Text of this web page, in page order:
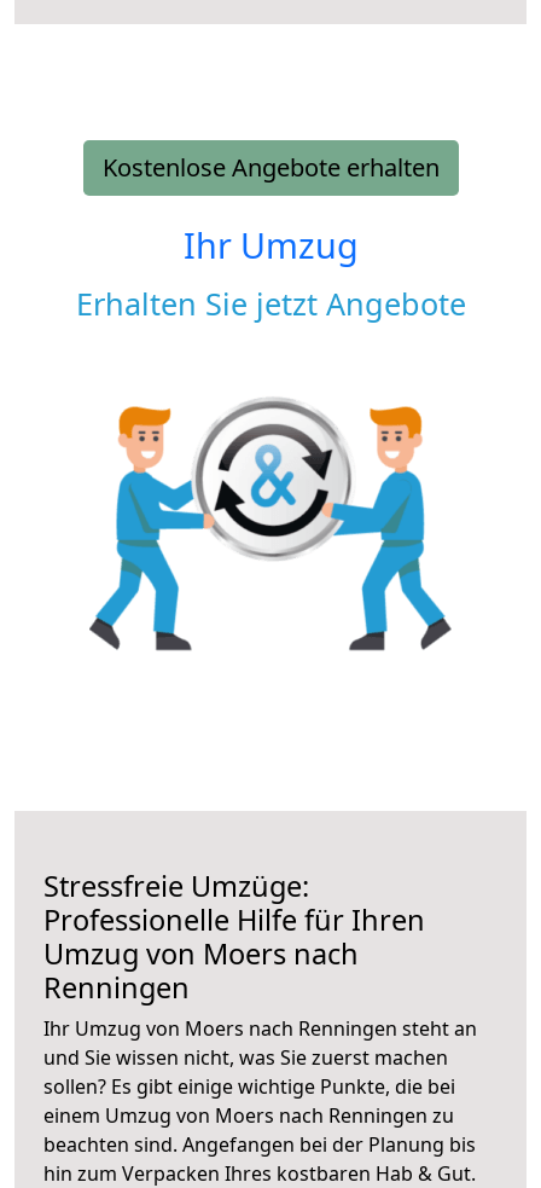
Kostenlose Angebote erhalten
Ihr Umzug
Erhalten Sie jetzt Angebote
Stressfreie Umzüge:
Professionelle Hilfe für Ihren
Umzug von Moers nach
Renningen
Ihr Umzug von Moers nach Renningen steht an
und Sie wissen nicht, was Sie zuerst machen
sollen? Es gibt einige wichtige Punkte, die bei
einem Umzug von Moers nach Renningen zu
beachten sind. Angefangen bei der Planung bis
hin zum Verpacken Ihres kostbaren Hab & Gut.